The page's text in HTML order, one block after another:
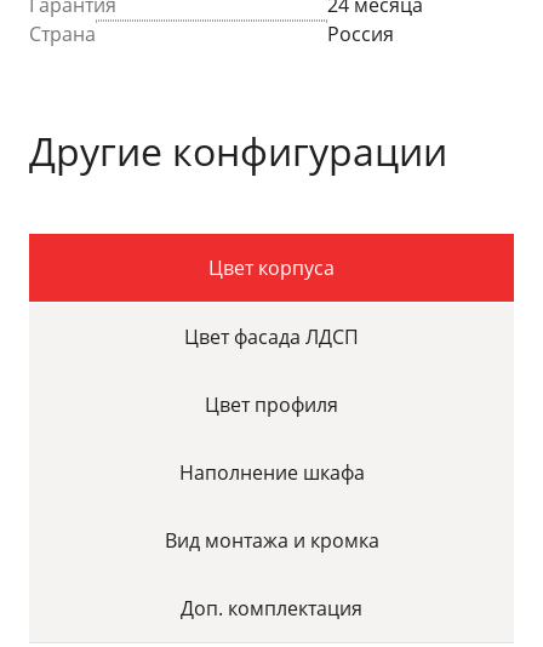
Страна
Россия
Другие конфигурации
Цвет корпуса
Цвет фасада ЛДСП
Цвет профиля
Наполнение шкафа
Вид монтажа и кромка
Доп. комплектация